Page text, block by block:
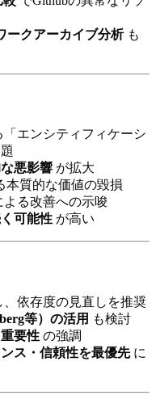
ークアーカイブ分析も
「エンシティフィケーシ
悪影響 が拡大
本質的な価値の毀損
よる改善への示唆
可能性 が高い
、依存度の見直しを推奨
等）の活用 も検討
要性 の強調
ス・信頼性を最優先に